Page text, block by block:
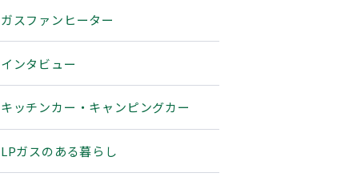
ガスファンヒーター
インタビュー
キッチンカー・キャンピングカー
LPガスのある暮らし